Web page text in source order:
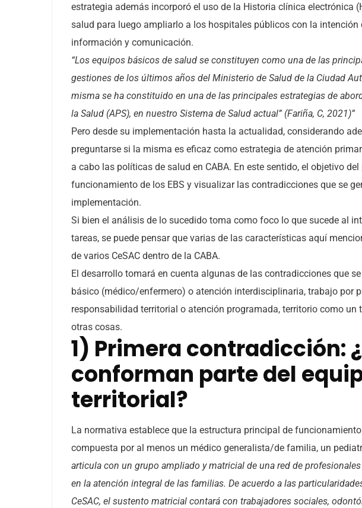
estrategia además incorporó el uso de la Historia clínica electrónica
salud para luego ampliarlo a los hospitales públicos con la
información y comunicación.
“Los equipos básicos de salud se constituyen como una de las
gestiones de los últimos años del Ministerio de Salud de la Ciudad
misma se ha constituido en una de las principales estrategias de
la Salud (APS), en nuestro Sistema de Salud actual” (Fariña, C, 2021)”
Pero desde su implementación hasta la actualidad, considerando
preguntarse si la misma es eficaz como estrategia de atención
a cabo las políticas de salud en CABA. En este sentido, el objetivo
funcionamiento de los EBS y visualizar las contradicciones que se
implementación.
Si bien el análisis de lo sucedido toma como foco lo que sucede al
tareas, se puede pensar que varias de las características aquí
de varios CeSAC dentro de la CABA.
El desarrollo tomará en cuenta algunas de las contradicciones que
básico (médico/enfermero) o atención interdisciplinaria, trabajo por
responsabilidad territorial o atención programada, territorio como
otras cosas.
1) Primera contradicción:
conforman parte del
territorial?
La normativa establece que la estructura principal de
compuesta por al menos un médico generalista/de familia, un
articula con un grupo ampliado y matricial de una red de
en la atención integral de las familias. De acuerdo a las
CeSAC, el sustento matricial contará con trabajadores sociales,